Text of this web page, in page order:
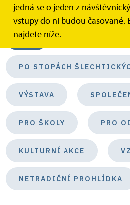
jedná se o jeden z
vstupy do ni budou časované.
najdete níže.
Kategorie akcí
VŠE
PO STOPÁCH
VÝSTAVA
PRO ŠKOLY PRO
KULTURNÍ AKCE
NETRADIČNÍ PROHLÍDKA